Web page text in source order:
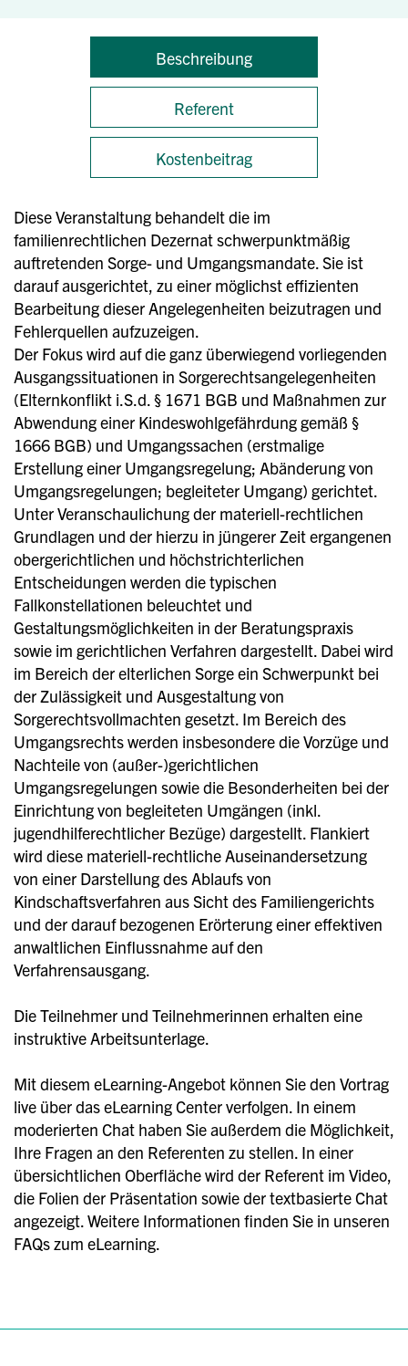
Beschreibung
Referent
Kostenbeitrag
Diese Veranstaltung behandelt die im
familienrechtlichen Dezernat schwerpunktmäßig
auftretenden Sorge- und Umgangsmandate. Sie ist
darauf ausgerichtet, zu einer möglichst effizienten
Bearbeitung dieser Angelegenheiten beizutragen und
Fehlerquellen aufzuzeigen.
Der Fokus wird auf die ganz überwiegend vorliegenden
Ausgangssituationen in Sorgerechtsangelegenheiten
(Elternkonflikt i.S.d. § 1671 BGB und Maßnahmen zur
Abwendung einer Kindeswohlgefährdung gemäß §
1666 BGB) und Umgangssachen (erstmalige
Erstellung einer Umgangsregelung; Abänderung von
Umgangsregelungen; begleiteter Umgang) gerichtet.
Unter Veranschaulichung der materiell-rechtlichen
Grundlagen und der hierzu in jüngerer Zeit ergangenen
obergerichtlichen und höchstrichterlichen
Entscheidungen werden die typischen
Fallkonstellationen beleuchtet und
Gestaltungsmöglichkeiten in der Beratungspraxis
sowie im gerichtlichen Verfahren dargestellt. Dabei wird
im Bereich der elterlichen Sorge ein Schwerpunkt bei
der Zulässigkeit und Ausgestaltung von
Sorgerechtsvollmachten gesetzt. Im Bereich des
Umgangsrechts werden insbesondere die Vorzüge und
Nachteile von (außer-)gerichtlichen
Umgangsregelungen sowie die Besonderheiten bei der
Einrichtung von begleiteten Umgängen (inkl.
jugendhilferechtlicher Bezüge) dargestellt. Flankiert
wird diese materiell-rechtliche Auseinandersetzung
von einer Darstellung des Ablaufs von
Kindschaftsverfahren aus Sicht des Familiengerichts
und der darauf bezogenen Erörterung einer effektiven
anwaltlichen Einflussnahme auf den
Verfahrensausgang.
Die Teilnehmer und Teilnehmerinnen erhalten eine
instruktive Arbeitsunterlage.
Mit diesem eLearning-Angebot können Sie den Vortrag
live über das eLearning Center verfolgen. In einem
moderierten Chat haben Sie außerdem die Möglichkeit,
Ihre Fragen an den Referenten zu stellen. In einer
übersichtlichen Oberfläche wird der Referent im Video,
die Folien der Präsentation sowie der textbasierte Chat
angezeigt. Weitere Informationen finden Sie in unseren
FAQs zum eLearning.